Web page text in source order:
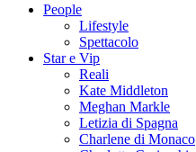
People
Lifestyle
Spettacolo
Star e Vip
Reali
Kate Middleton
Meghan Markle
Letizia di Spagna
Charlene di Monaco